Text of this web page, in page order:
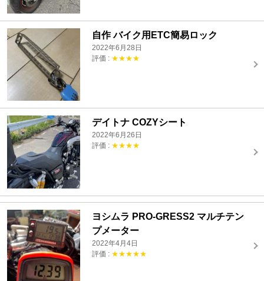
自作 バイク用ETC簡易ロック
2022年6月28日
評価 : ★★★★
デイトナ COZYシート
2022年6月26日
評価 : ★★★★
ヨシムラ PRO-GRESS2 マルチテン
プメーター
2022年4月4日
評価 : ★★★★★